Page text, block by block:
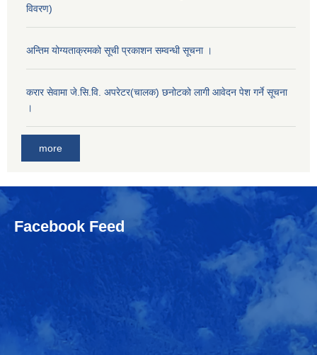
विवरण)
अन्तिम योग्यताक्रमको सूची प्रकाशन सम्वन्धी सूचना ।
करार सेवामा जे.सि.वि. अपरेटर(चालक) छनोटको लागी आवेदन पेश गर्ने सूचना
।
more
Facebook Feed